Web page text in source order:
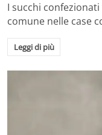
I succhi
comune nelle case
Leggi di più